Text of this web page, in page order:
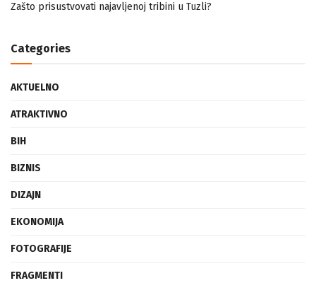
Zašto prisustvovati najavljenoj tribini u Tuzli?
Categories
AKTUELNO
ATRAKTIVNO
BIH
BIZNIS
DIZAJN
EKONOMIJA
FOTOGRAFIJE
FRAGMENTI